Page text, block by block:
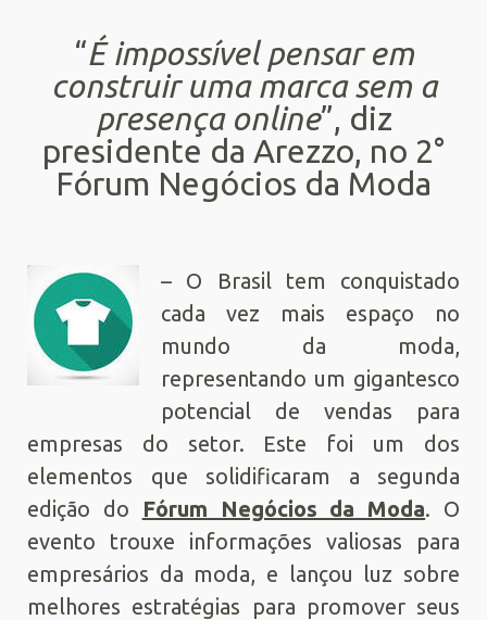
“É impossível pensar em
construir uma marca sem a
presença online”, diz
presidente da Arezzo, no 2°
Fórum Negócios da Moda
– O Brasil tem conquistado
cada vez mais espaço no
mundo da moda,
representando um gigantesco
potencial de vendas para
empresas do setor. Este foi um dos
elementos que solidificaram a segunda
edição do
Fórum Negócios da Moda. O
evento trouxe informações valiosas para
empresários da moda, e lançou luz sobre
melhores estratégias para promover seus